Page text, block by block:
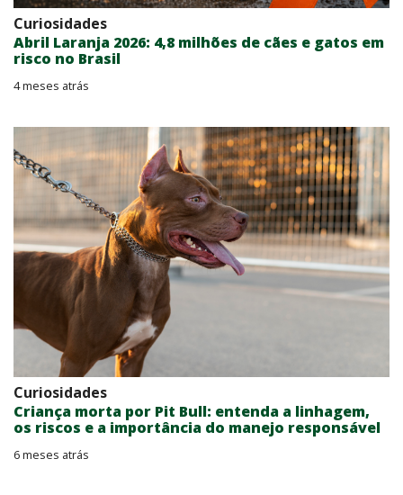
Curiosidades
Abril Laranja 2026: 4,8 milhões de cães e gatos em
risco no Brasil
4 meses atrás
Curiosidades
Criança morta por Pit Bull: entenda a linhagem,
os riscos e a importância do manejo responsável
6 meses atrás